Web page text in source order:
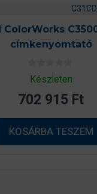
ColorWorks
címkenyomtató
0
a
5
b
ő
l
Készleten
702 915 Ft
KOSÁRBA TESZEM